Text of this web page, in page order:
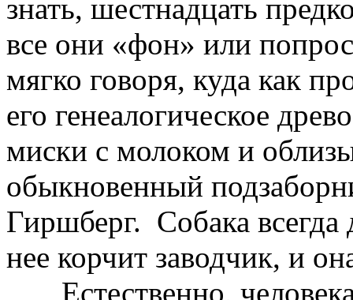
знать, шестнадцать
все они «фон» или
мягко говоря, куда как
его генеалогическое
миски с молоком и
обыкновенный
Гиршберг. Собака всегда
нее корчит заводчик, и
Естественно,